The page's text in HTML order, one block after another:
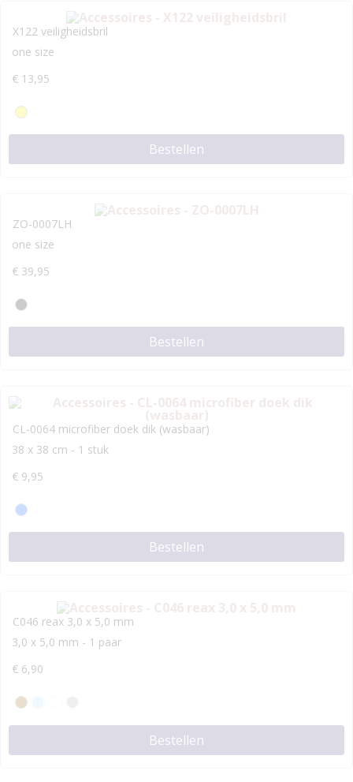
X122 veiligheidsbril
one size
€ 13,95
Bestellen
ZO-0007LH
one size
€ 39,95
Bestellen
CL-0064 microfiber doek dik (wasbaar)
38 x 38 cm - 1 stuk
€ 9,95
Bestellen
C046 reax 3,0 x 5,0 mm
3,0 x 5,0 mm - 1 paar
€ 6,90
Bestellen